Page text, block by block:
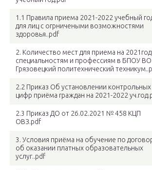
1.1 Правила приема 2021-2022 учебный
для лиц с огрничеными возможностями
здоровья..pdf
2. Количество мест для приема на
специальностям и профессиям в БПОУ ВО
Грязовецкий политехнический
2.2 Приказ Об установлении контрольных
цифр приёма граждан на 2021-2022
2.3 Приказ ДО от 26.02.2021 № 458 КЦП
ОВЗ.pdf
3. Условия приёма на обучение по
об оказании платных образовательных
услуг..pdf